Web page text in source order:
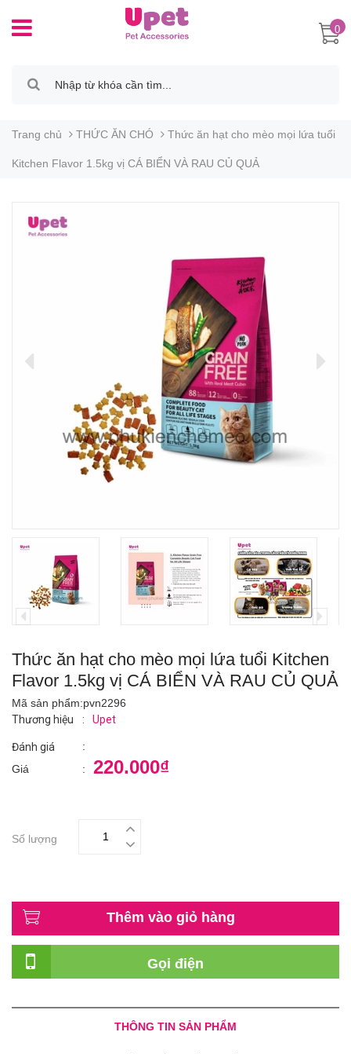
0
Trang chủ THỨC ĂN CHÓ Thức ăn hạt cho mèo mọi lứa tuổi
Kitchen Flavor 1.5kg vị CÁ BIỂN VÀ RAU CỦ QUẢ
Thức ăn hạt cho mèo mọi lứa tuổi Kitchen
Flavor 1.5kg vị CÁ BIỂN VÀ RAU CỦ QUẢ
Mã sản phẩm:pvn2296
Thương hiệu
: Upet
Đánh giá
:
Giá
: 220.000₫
Số lượng
Thêm vào giỏ hàng
Gọi điện
THÔNG TIN SẢN PHẨM